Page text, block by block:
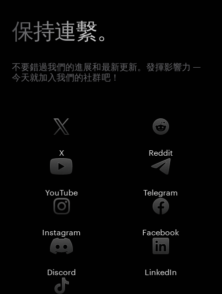
保持連繫。
不要錯過我們的進展和最新更新。發揮影響力 —
今天就加入我們的社群吧！
X Reddit
YouTube Telegram
Instagram Facebook
Discord LinkedIn